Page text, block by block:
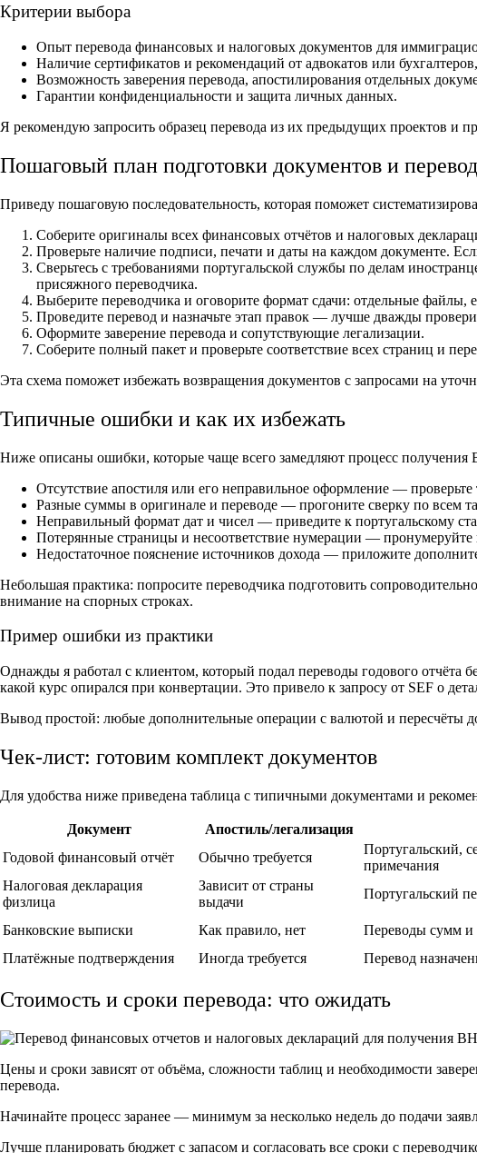
Критерии выбора
Опыт перевода финансовых и налоговых документов для
Наличие сертификатов и рекомендаций от адвокатов или
Возможность заверения перевода, апостилирования отдельных
Гарантии конфиденциальности и защита личных данных.
Я рекомендую запросить образец перевода из их предыдущих проектов и
Пошаговый план подготовки документов и
Приведу пошаговую последовательность, которая поможет
Соберите оригиналы всех финансовых отчётов и налоговых
Проверьте наличие подписи, печати и даты на каждом документе.
Сверьтесь с требованиями португальской службы по делам
присяжного переводчика.
Выберите переводчика и оговорите формат сдачи: отдельные
Проведите перевод и назначьте этап правок — лучше дважды
Оформите заверение перевода и сопутствующие легализации.
Соберите полный пакет и проверьте соответствие всех страниц и
Эта схема поможет избежать возвращения документов с запросами на
Типичные ошибки и как их избежать
Ниже описаны ошибки, которые чаще всего замедляют процесс
Отсутствие апостиля или его неправильное оформление —
Разные суммы в оригинале и переводе — прогоните сверку по всем
Неправильный формат дат и чисел — приведите к португальскому
Потерянные страницы и несоответствие нумерации — пронумеруйте
Недостаточное пояснение источников дохода — приложите
Небольшая практика: попросите переводчика подготовить
внимание на спорных строках.
Пример ошибки из практики
Однажды я работал с клиентом, который подал переводы годового отчёта
какой курс опирался при конвертации. Это привело к запросу от SEF о
Вывод простой: любые дополнительные операции с валютой и пересчёты
Чек-лист: готовим комплект документов
Для удобства ниже приведена таблица с типичными документами и
Документ Апостиль/легализация
Годовой финансовый отчёт
Обычно требуется
Португальский,
примечания
Налоговая декларация
физлица
Зависит от страны
выдачи
Португальский
Банковские выписки Как правило, нет Переводы сумм и
Платёжные подтверждения
Иногда требуется Перевод
Стоимость и сроки перевода: что ожидать
Цены и сроки зависят от объёма, сложности таблиц и необходимости
перевода.
Начинайте процесс заранее — минимум за несколько недель до подачи
Лучше планировать бюджет с запасом и согласовать все сроки с